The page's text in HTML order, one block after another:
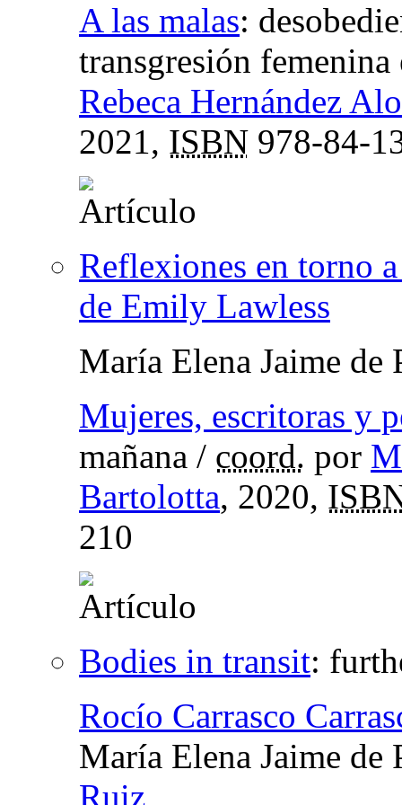
A las malas:
transgresión
Rebeca Hernández
2021, ISBN 978-84-
Reflexiones en torno
de Emily Lawless
María Elena Jaime de
Mujeres, escritoras y
mañana / coord. por
Bartolotta, 2020,
210
Bodies in transit:
Rocío Carrasco
María Elena Jaime de
Ruiz